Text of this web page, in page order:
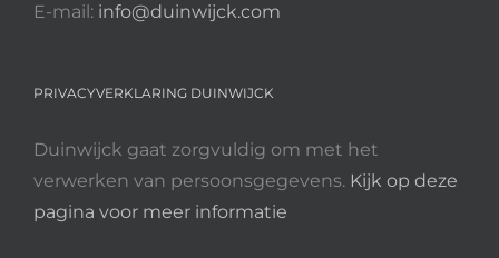
E-mail: info@duinwijck.com
PRIVACYVERKLARING DUINWIJCK
Duinwijck gaat zorgvuldig om met het
verwerken van persoonsgegevens. Kijk op deze
pagina voor meer informatie